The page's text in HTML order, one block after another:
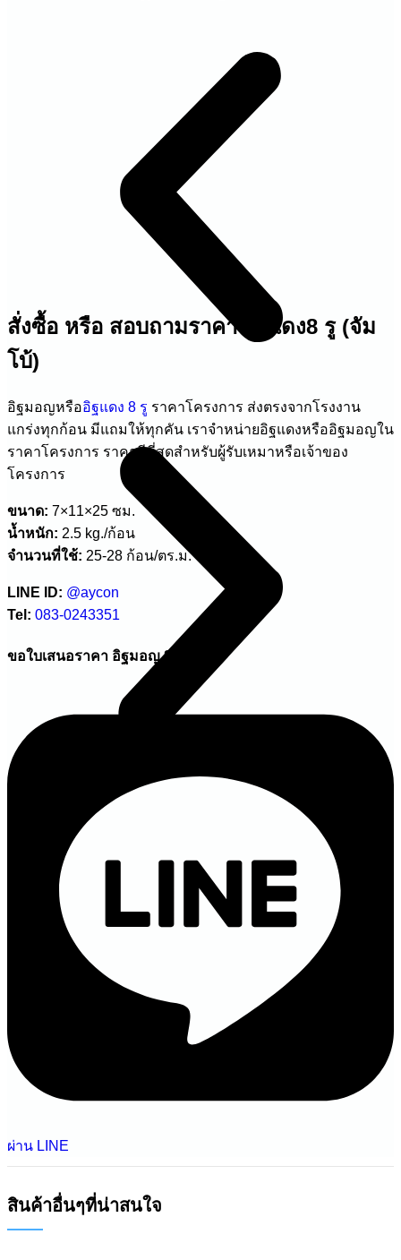
สั่งซื้อ หรือ สอบถามราคา อิฐแดง8 รู (จัม
โบ้)
อิฐมอญหรืออิฐแดง 8 รู ราคาโครงการ ส่งตรงจากโรงงาน
แกร่งทุกก้อน มีแถมให้ทุกคัน เราจำหน่ายอิฐแดงหรืออิฐมอญใน
ราคาโครงการ ราคาดีที่สุดสำหรับผู้รับเหมาหรือเจ้าของ
โครงการ
ขนาด: 7×11×25 ซม.
น้ำหนัก: 2.5 kg./ก้อน
จำนวนที่ใช้: 25-28 ก้อน/ตร.ม.
LINE ID: @aycon
Tel: 083-0243351
ขอใบเสนอราคา อิฐมอญ 8 รู
ผ่าน LINE
สินค้าอื่นๆที่น่าสนใจ